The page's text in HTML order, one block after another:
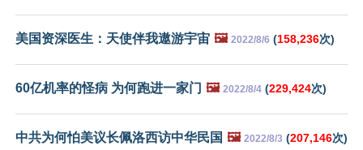
美国资深医生：天使伴我遨游宇宙 🖼️ 2022/8/6 (158,236次)
60亿机率的怪病 为何跑进一家门 🖼️ 2022/8/4 (229,424次)
中共为何怕美议长佩洛西访中华民国 🖼️ 2022/8/3 (207,146次)